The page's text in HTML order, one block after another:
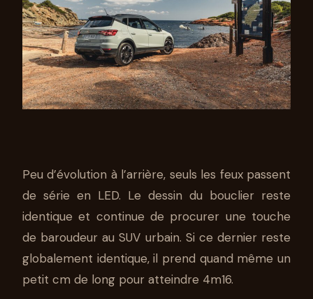
Peu d’évolution à l’arrière, seuls les feux passent
de série en LED. Le dessin du bouclier reste
identique et continue de procurer une touche
de baroudeur au SUV urbain. Si ce dernier reste
globalement identique, il prend quand même un
petit cm de long pour atteindre 4m16.